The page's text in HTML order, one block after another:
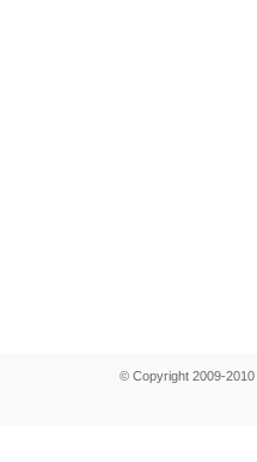
© Copyright 2009-2010